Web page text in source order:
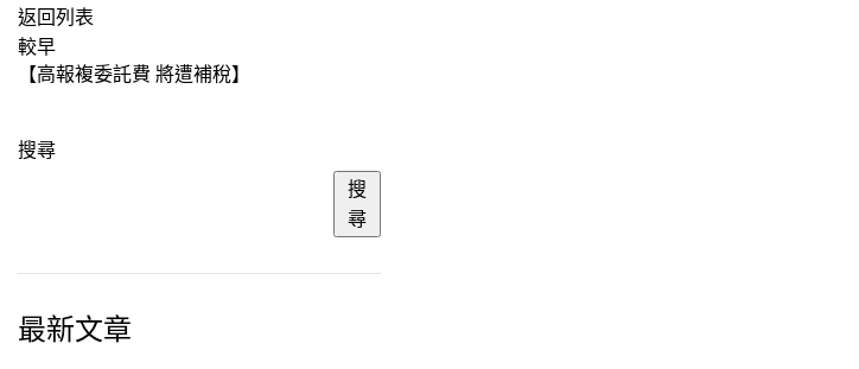
返回列表
較早
【高報複委託費 將遭補稅】
搜尋
搜
尋
最新文章